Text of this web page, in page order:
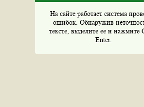
На сайте работает система
ошибок. Обнаружив
тексте, выделите ее и нажмите
Enter.